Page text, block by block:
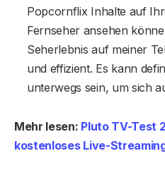
Popcornflix Inhalte auf
Fernseher ansehen
Seherlebnis auf meiner
und effizient. Es kann
unterwegs sein, um sich
Mehr lesen: Pluto TV-Test
kostenloses Live-